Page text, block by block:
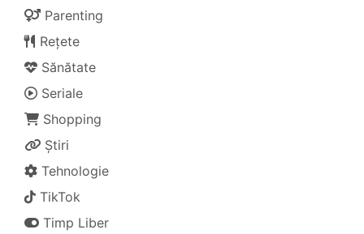
Parenting
Rețete
Sănătate
Seriale
Shopping
Știri
Tehnologie
TikTok
Timp Liber